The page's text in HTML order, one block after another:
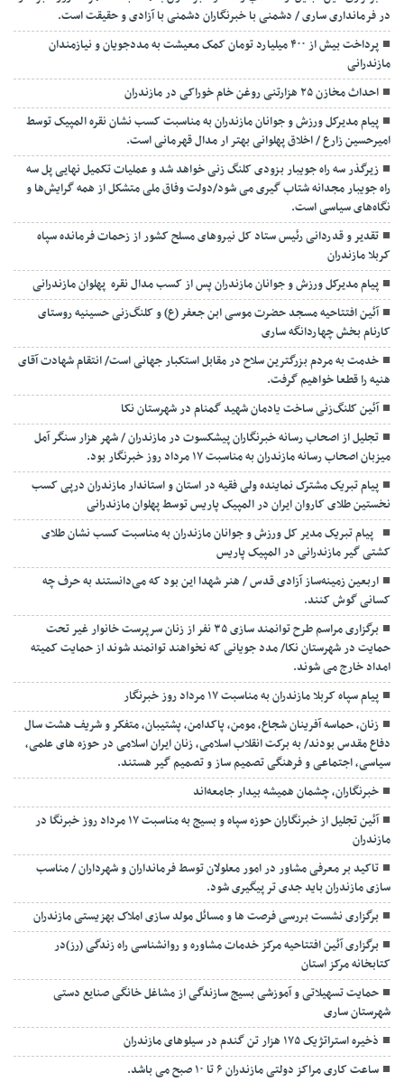
در فرمانداری ساری / دشمنی با خبرنگاران دشمنی با آزادی و حقیقت است.
پرداخت بیش از ۴۰۰ میلیارد تومان کمک معیشت به مددجویان و نیازمندان
مازندرانی
احداث مخازن ۲۵ هزارتنی روغن خام خوراکی در مازندران
پیام مدیرکل ورزش و جوانان مازندران به مناسبت کسب نشان نقره المپیک توسط
امیرحسین زارع / اخلاق پهلوانی بهتر ار مدال قهرمانی است.
زیرگذر سه راه جویبار بزودی کلنگ زنی خواهد شد و عملیات تکمیل نهایی پل سه
راه جویبار مجدانه شتاب گیری می شود/دولت وفاق ملی متشکل از همه گرایش‌ها و
نگاه‌های سیاسی است.
تقدیر و قدردانی رئیس ستاد کل نیرو‌های مسلح کشور از زحمات فرمانده سپاه
کربلا مازندران
پیام مدیرکل ورزش و جوانان مازندران پس از کسب مدال نقره پهلوان مازندرانی
آئین افتتاحیه مسجد حضرت موسی ابن جعفر (ع) و کلنگ‌زنی حسینیه روستای
کارنام بخش چهاردانگه ساری
خدمت به مردم بزرگترین سلاح در مقابل استکبار جهانی است/ انتقام شهادت آقای
هنیه را قطعا خواهیم گرفت.
آئین کلنگ‌زنی ساخت یادمان شهید گمنام در شهرستان نکا
تجلیل از اصحاب رسانه خبرنگاران پیشکسوت در مازندران / شهر هزار سنگر آمل
میزبان اصحاب رسانه مازندران به مناسبت ۱۷ مرداد روز خبرنگار بود.
پیام تبریک مشترک نماینده ولی فقیه در استان و استاندار مازندران درپی کسب
نخستین طلای کاروان ایران در المپیک پاریس توسط پهلوان مازندرانی
‍ ‍ پیام تبریک مدیر کل ورزش و جوانان مازندران به مناسبت کسب نشان طلای
کشتی گیر مازندرانی در المپیک پاریس
اربعین زمینه‌ساز آزادی قدس / هنر شهدا این بود که می‌دانستند به حرف چه
کسانی گوش کنند.
برگزاری مراسم طرح توانمند سازی ۳۵ نفر از زنان سرپرست خانوار غیر تحت
حمایت در شهرستان نکا/ مدد جویانی که نخواهند توانمند شوند از حمایت کمیته
امداد خارج می شوند.
پیام سپاه کربلا مازندران به مناسبت ۱۷ مرداد روز خبرنگار
زنان، حماسه آفرینان شجاع، مومن، پاکدامن، پشتیبان، متفکر و شریف هشت سال
دفاع مقدس بودند/ به برکت انقلاب اسلامی، زنان ایران اسلامی در حوزه های علمی،
سیاسی، اجتماعی و فرهنگی تصمیم ساز و تصمیم گیر هستند.
خبرنگاران، چشمان همیشه بیدار جامعه‌اند
آئین تجلیل از خبرنگاران حوزه سپاه و بسیج به مناسبت ۱۷ مرداد روز خبرنگا در
مازندران
تاکید بر معرفی مشاور در امور معلولان توسط فرمانداران و شهرداران / مناسب
سازی مازندران باید جدی تر پیگیری شود.
برگزاری نشست بررسی فرصت ها و مسائل مولد سازی املاک بهزیستی مازندران
برگزاری آئین افتتاحیه مرکز خدمات مشاوره و روانشناسی راه زندگی (رز)در
کتابخانه مرکز استان
حمایت تسهیلاتی و آموزشی بسیج سازندگی از مشاغل خانگی صنایع دستی
شهرستان ساری
ذخیره استراتژیک ۱۷۵ هزار تن گندم در سیلوهای مازندران
ساعت کاری مراکز دولتی مازندران ۶ تا ۱۰ صبح می باشد.